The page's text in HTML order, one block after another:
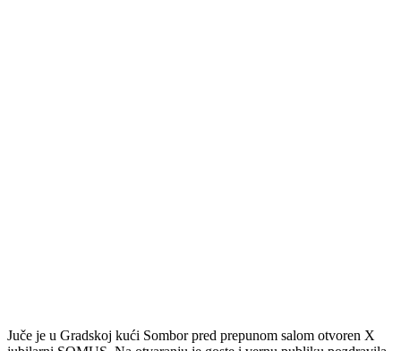
Juče je u Gradskoj kući Sombor pred prepunom salom otvoren X